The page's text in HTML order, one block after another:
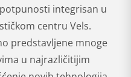
integrisan u
centru Vels.
predstavljene mnoge
u najrazličitijim